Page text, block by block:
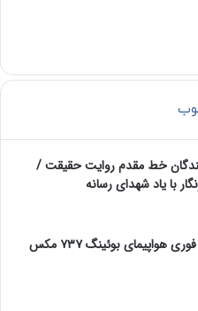
خط مقدم روایت حقیقت /
با یاد شهدای رسانه
دستور بازرسی فوری هواپیمای بوئینگ ۷۳۷ مکس